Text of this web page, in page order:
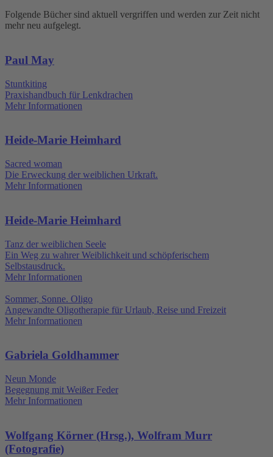
Folgende Bücher sind aktuell vergriffen und werden zur Zeit nicht
mehr neu aufgelegt.
Paul May
Stuntkiting
Praxishandbuch für Lenkdrachen
Mehr Informationen
Heide-Marie Heimhard
Sacred woman
Die Erweckung der weiblichen Urkraft.
Mehr Informationen
Heide-Marie Heimhard
Tanz der weiblichen Seele
Ein Weg zu wahrer Weiblichkeit und schöpferischem
Selbstausdruck.
Mehr Informationen
Sommer, Sonne. Oligo
Angewandte Oligotherapie für Urlaub, Reise und Freizeit
Mehr Informationen
Gabriela Goldhammer
Neun Monde
Begegnung mit Weißer Feder
Mehr Informationen
Wolfgang Körner (Hrsg.), Wolfram Murr
(Fotografie)